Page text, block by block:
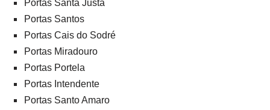
Portas Santa Justa
Portas Santos
Portas Cais do Sodré
Portas Miradouro
Portas Portela
Portas Intendente
Portas Santo Amaro